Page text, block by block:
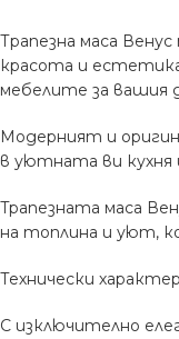
Трапезна маса
красота и
мебелите за вашия
Модерният и
в уютната ви кухня
Tрапезната маса
на топлина и уют,
Технически
С изключително